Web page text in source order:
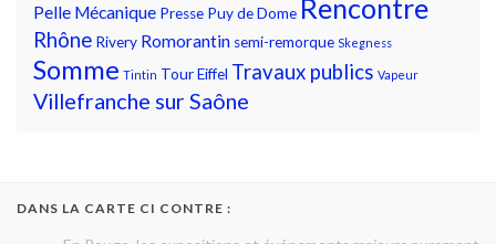
Pelle Mécanique Presse Puy de Dome Rencontre
Rhône Rivery Romorantin semi-remorque Skegness
Somme Tintin Tour Eiffel Travaux publics Vapeur
Villefranche sur Saône
DANS LA CARTE CI CONTRE :